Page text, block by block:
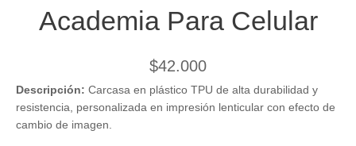
Academia Para Celular
$42.000
Descripción: Carcasa en plástico TPU de alta durabilidad y
resistencia, personalizada en impresión lenticular con efecto de
cambio de imagen.